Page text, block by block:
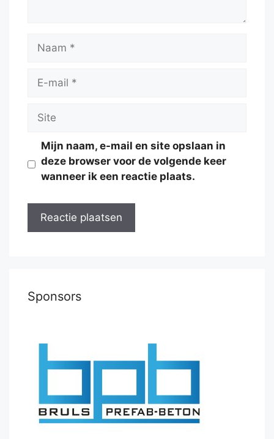
Naam
Site
Mijn naam, e-mail en site opslaan in
deze browser voor de volgende keer
wanneer ik een reactie plaats.
Sponsors